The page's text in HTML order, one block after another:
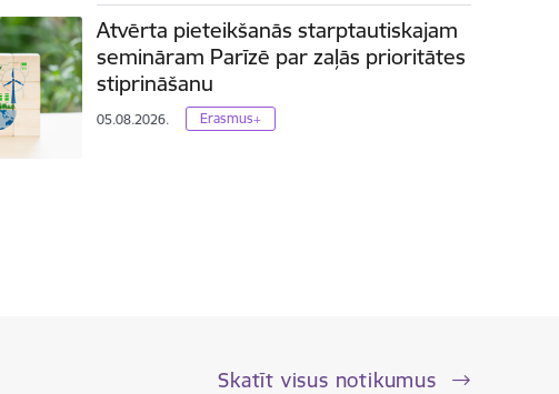
Atvērta pieteikšanās starptautiskajam
semināram Parīzē par zaļās prioritātes
stiprināšanu
05.08.2026. Erasmus+
Skatīt visus notikumus